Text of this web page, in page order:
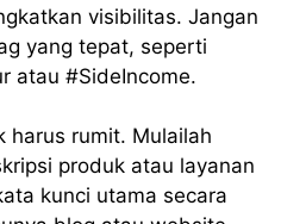
visibilitas. Jangan
yang tepat, seperti
atau #SideIncome.
rumit. Mulailah
produk atau layanan
kunci utama secara